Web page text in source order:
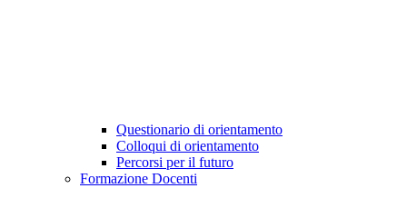
Questionario di orientamento
Colloqui di orientamento
Percorsi per il futuro
Formazione Docenti